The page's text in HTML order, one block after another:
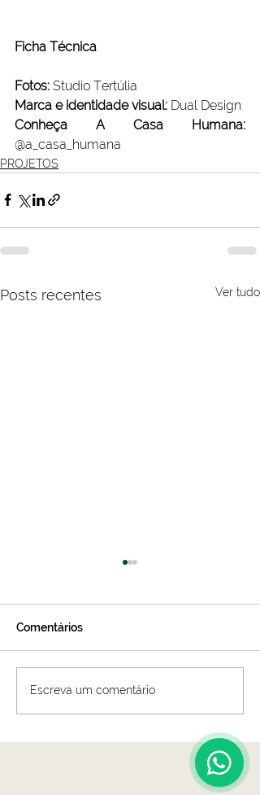
Ficha Técnica
Fotos: Studio Tertúlia
Marca e identidade visual: Dual Design
Conheça A Casa Humana:
@a_casa_humana
PROJETOS
Posts recentes Ver tudo
Comentários
Escreva um comentário